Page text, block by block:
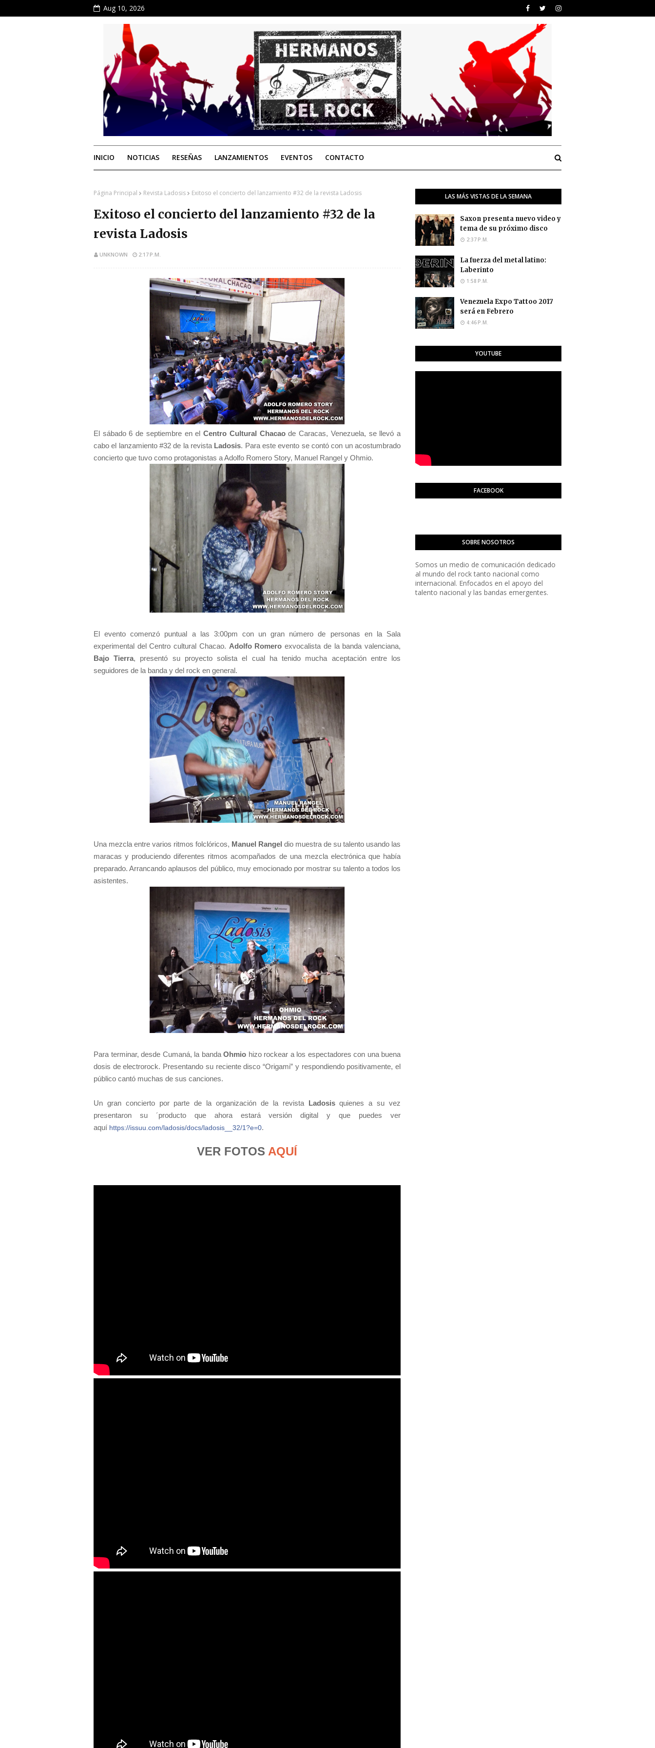
Aug 10, 2026
INICIO NOTICIAS RESEÑAS LANZAMIENTOS EVENTOS CONTACTO
Página Principal Revista Ladosis Exitoso el concierto del lanzamiento #32 de la revista Ladosis
Exitoso el concierto del lanzamiento #32 de la
revista Ladosis
UNKNOWN 2:17 P.M.
El sábado 6 de septiembre en elCentro Cultural Chacaode Caracas, Venezuela, se llevó a
cabo el lanzamiento #32 de la revista Ladosis. Para este evento se contó con un acostumbrado
concierto que tuvo como protagonistas a Adolfo Romero Story, Manuel Rangel y Ohmio.
El evento comenzó puntual a las 3:00pm con un gran número de personas en la Sala
experimental del Centro cultural Chacao. Adolfo Romero exvocalista de la banda valenciana,
Bajo Tierra, presentó su proyecto solista el cual ha tenido mucha aceptación entre los
seguidores de la banda y del rock en general.
Una mezcla entre varios ritmos folclóricos, Manuel Rangel dio muestra de su talento usando las
maracas y produciendo diferentes ritmos acompañados de una mezcla electrónica que había
preparado. Arrancando aplausos del público, muy emocionado por mostrar su talento a todos los
asistentes.
Para terminar, desde Cumaná, la banda Ohmio hizo rockear a los espectadores con una buena
dosis de electrorock. Presentando su reciente disco “Origami” y respondiendo positivamente, el
público cantó muchas de sus canciones.
Un gran concierto por parte de la organización de la revista Ladosisquienes a su vez
presentaron su ´producto que ahora estará versión digital y que puedes ver
aquí https://issuu.com/ladosis/docs/ladosis__32/1?e=0.
VER FOTOS AQUÍ
LAS MÁS VISTAS DE LA SEMANA
Saxon presenta nuevo video y
tema de su próximo disco
2:37 P.M.
La fuerza del metal latino:
Laberinto
1:58 P.M.
Venezuela Expo Tattoo 2017
será en Febrero
4:46 P.M.
YOUTUBE
FACEBOOK
SOBRE NOSOTROS
Somos un medio de comunicación dedicado
al mundo del rock tanto nacional como
internacional. Enfocados en el apoyo del
talento nacional y las bandas emergentes.